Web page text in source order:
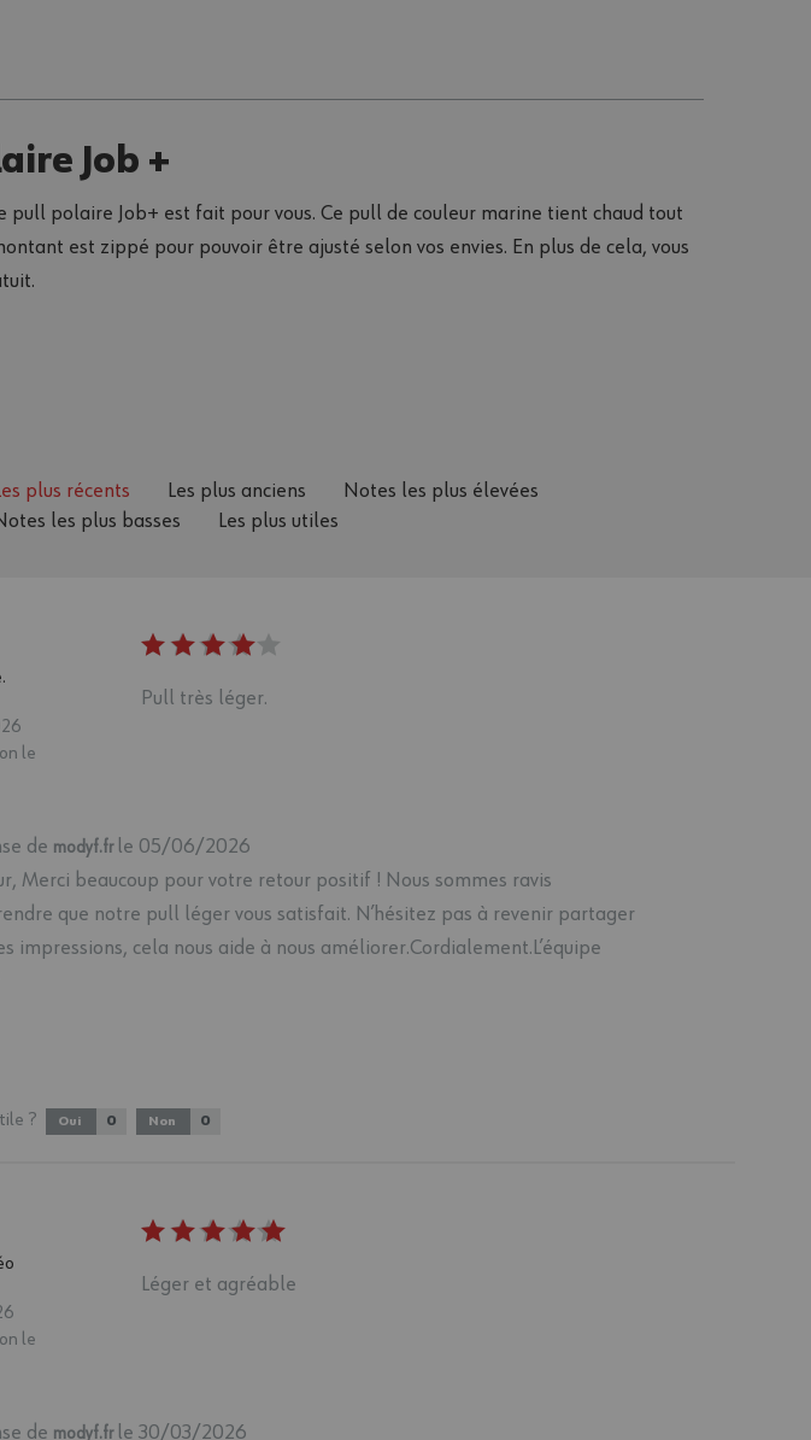
Job +
polaire Job+ est fait pour vous. Ce pull de couleur marine tient chaud tout
est zippé pour pouvoir être ajusté selon vos envies. En plus de cela, vous
plus récents Les plus anciens
Notes les plus élevées
les plus basses
Les plus utiles
le
Pull très léger.
de modyf.fr le 05/06/2026
Merci beaucoup pour votre retour positif ! Nous sommes ravis
que notre pull léger vous satisfait. N’hésitez pas à revenir partager
impressions, cela nous aide à nous améliorer.Cordialement.L’équipe
? Oui 0 Non 0
le
Léger et agréable
de modyf.fr le 30/03/2026